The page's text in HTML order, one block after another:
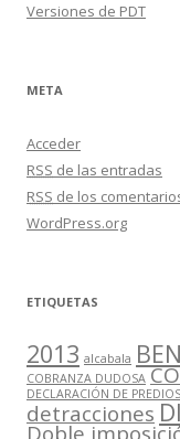
Versiones de PDT
META
Acceder
RSS de las entradas
RSS de los
WordPress.org
ETIQUETAS
2013 alcabala
COBRANZA DUDOSA
DECLARACIÓN DE PREDIOS
detracciones